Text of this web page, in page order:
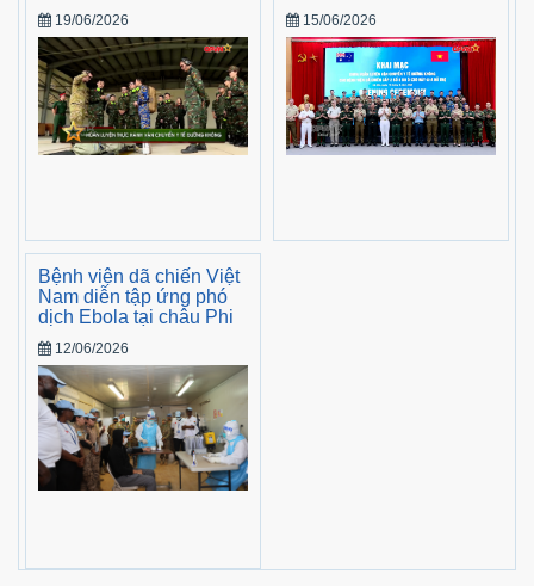
19/06/2026 15/06/2026
Bệnh viện dã chiến Việt
Nam diễn tập ứng phó
dịch Ebola tại châu Phi
12/06/2026